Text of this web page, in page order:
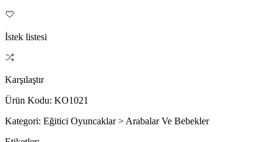
İstek listesi
Karşılaştır
Ürün Kodu: KO1021
Kategori: Eğitici Oyuncaklar > Arabalar Ve Bebekler